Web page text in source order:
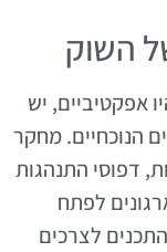
השוק
אפקטיביים, יש
הנוכחיים. מחקר
דפוסי התנהגות
לפתח
לצרכים